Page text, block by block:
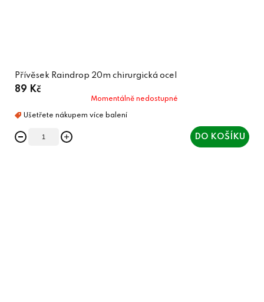
Přívěsek Raindrop 20m chirurgická ocel
89 Kč
Momentálně nedostupné
DO KOŠÍKU